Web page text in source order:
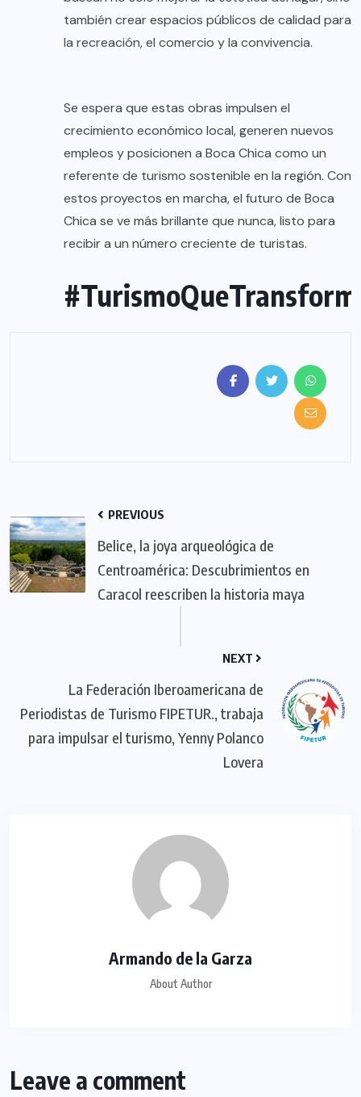
también crear espacios públicos de calidad para
la recreación, el comercio y la convivencia.
Se espera que estas obras impulsen el
crecimiento económico local, generen nuevos
empleos y posicionen a Boca Chica como un
referente de turismo sostenible en la región. Con
estos proyectos en marcha, el futuro de Boca
Chica se ve más brillante que nunca, listo para
recibir a un número creciente de turistas.
PREVIOUS
Belice, la joya arqueológica de
Centroamérica: Descubrimientos en
Caracol reescriben la historia maya
NEXT
La Federación Iberoamericana de
Periodistas de Turismo FIPETUR., trabaja
para impulsar el turismo, Yenny Polanco
Lovera
Armando de la Garza
About Author
Leave a comment